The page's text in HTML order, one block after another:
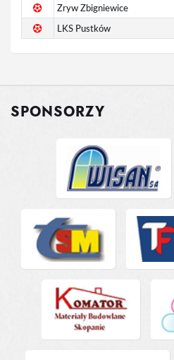
Zryw Zbigniewice
LKS Pustków
SPONSORZY